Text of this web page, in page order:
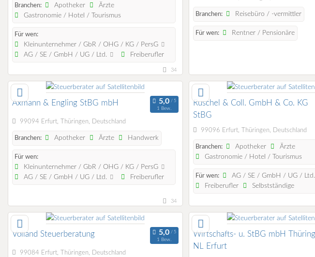
Branchen: Apotheker
Ärzte
Gastronomie / Hotel / Tourismus
Für wen:
Kleinunternehmer / GbR / OHG / KG / PersG
AG / SE / GmbH / UG / Ltd.
Freiberufler
34
Branchen: Reisebüro / -vermittler
Für wen: Rentner / Pensionäre
Axmann & Engling StBG mbH
1 Bew.
99094 Erfurt, Thüringen, Deutschland
Branchen: Apotheker Ärzte Handwerk
Für wen:
Kleinunternehmer / GbR / OHG / KG / PersG
AG / SE / GmbH / UG / Ltd.
Freiberufler
34
Ruschel & Coll. GmbH & Co. KG
StBG
99096 Erfurt, Thüringen, Deutschland
Branchen: Apotheker
Ärzte
Gastronomie / Hotel / Tourismus
Für wen:
AG / SE / GmbH / UG / Ltd.
Freiberufler
Selbstständige
Volland Steuerberatung
1 Bew.
99084 Erfurt, Thüringen, Deutschland
Wirtschafts- u. StBG mbH
NL Erfurt